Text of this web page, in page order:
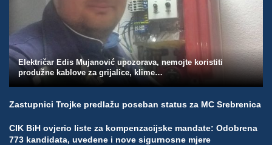
Električar Edis Mujanović upozorava, nemojte koristiti
produžne kablove za grijalice, klime…
Zastupnici Trojke predlažu poseban status za MC Srebrenica
CIK BiH ovjerio liste za kompenzacijske mandate: Odobrena
773 kandidata, uvedene i nove sigurnosne mjere